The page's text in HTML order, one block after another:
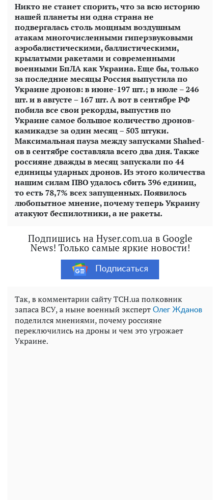
Никто не станет спорить, что за всю историю
нашей планеты ни одна страна не
подвергалась столь мощным воздушным
атакам многочисленными гиперзвуковыми
аэробалистическими, баллистическими,
крылатыми ракетами и современными
военными БпЛА как Украина. Еще бы, только
за последние месяцы Россия выпустила по
Украине дронов: в июне-197 шт.; в июле – 246
шт. и в августе – 167 шт. А вот в сентябре РФ
побила все свои рекорды, выпустив по
Украине самое большое количество дронов-
камикадзе за один месяц – 503 штуки.
Максимальная пауза между запусками Shahed-
ов в сентябре составляла всего два дня. Также
россияне дважды в месяц запускали по 44
единицы ударных дронов. Из этого количества
нашим силам ПВО удалось сбить 396 единиц,
то есть 78,7% всех запущенных. Появилось
любопытное мнение, почему теперь Украину
атакуют беспилотники, а не ракеты.
Подпишись на Hyser.com.ua в Google
News! Только самые яркие новости!
Подписаться
Так, в комментарии сайту ТСН.ua полковник
запаса ВСУ, а ныне военный эксперт Олег Жданов
поделился мнениями, почему россияне
переключились на дроны и чем это угрожает
Украине.